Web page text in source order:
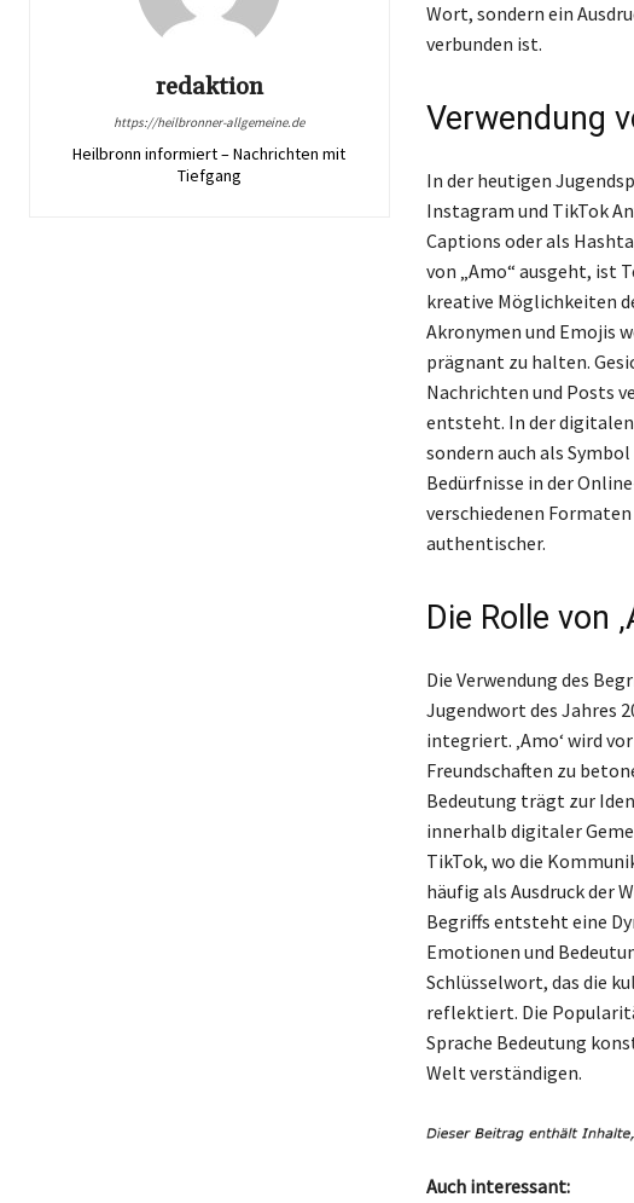
redaktion
https://heilbronner-allgemeine.de
Heilbronn informiert – Nachrichten mit
Tiefgang
Wort, sondern ein
verbunden ist.
Verwendung
In der heutigen
Instagram und TikTok
Captions oder als
von „Amo“ ausgeht, ist
kreative Möglichkeiten
Akronymen und Emojis
prägnant zu halten.
Nachrichten und Posts
entsteht. In der
sondern auch als
Bedürfnisse in der
verschiedenen
authentischer.
Die Rolle von
Die Verwendung des
Jugendwort des Jahres
integriert. ‚Amo‘ wird
Freundschaften zu
Bedeutung trägt zur
innerhalb digitaler
TikTok, wo die
häufig als Ausdruck der
Begriffs entsteht eine
Emotionen und
Schlüsselwort, das die
reflektiert. Die
Sprache Bedeutung
Welt verständigen.
Auch interessant: